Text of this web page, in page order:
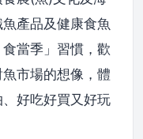
產品及健康食魚
當季」習慣，歡
市場的想像，體
好吃好買又好玩